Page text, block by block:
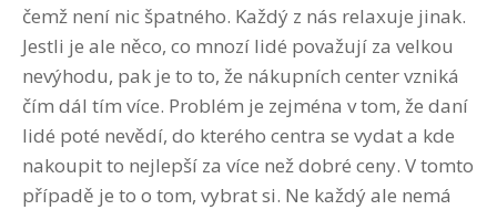
čemž není nic špatného. Každý z nás relaxuje jinak.
Jestli je ale něco, co mnozí lidé považují za velkou
nevýhodu, pak je to to, že nákupních center vzniká
čím dál tím více. Problém je zejména v tom, že daní
lidé poté nevědí, do kterého centra se vydat a kde
nakoupit to nejlepší za více než dobré ceny. V tomto
případě je to o tom, vybrat si. Ne každý ale nemá